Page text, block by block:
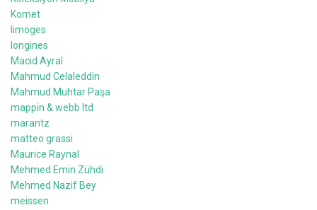
Komet
limoges
longines
Macid Ayral
Mahmud Celaleddin
Mahmud Muhtar Paşa
mappin & webb ltd
marantz
matteo grassi
Maurice Raynal
Mehmed Emin Zühdi
Mehmed Nazif Bey
meissen